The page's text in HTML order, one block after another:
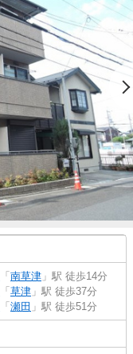
「 南草津 」駅 徒歩14分
「 草津 」駅 徒歩37分
「 瀬田 」駅 徒歩51分